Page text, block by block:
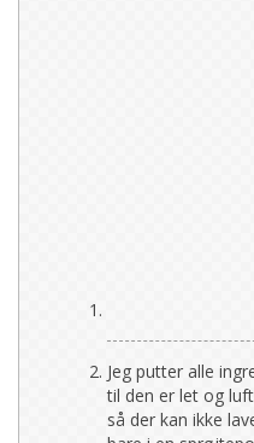
Jeg putter alle
til den er let og
så der kan ikke